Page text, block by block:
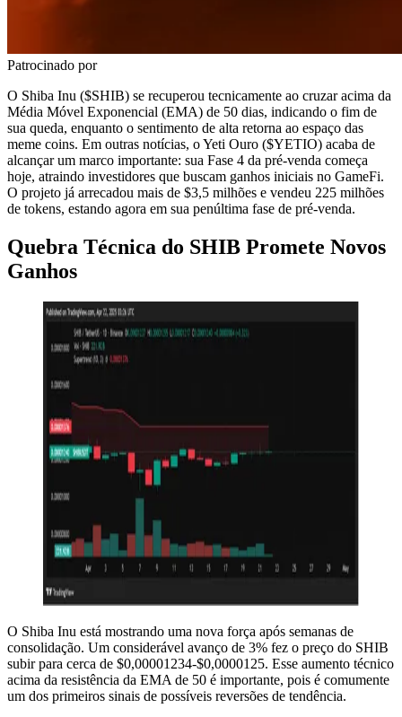
Patrocinado por
O Shiba Inu ($SHIB) se recuperou tecnicamente ao cruzar acima da
Média Móvel Exponencial (EMA) de 50 dias, indicando o fim de
sua queda, enquanto o sentimento de alta retorna ao espaço das
meme coins. Em outras notícias, o Yeti Ouro ($YETIO) acaba de
alcançar um marco importante: sua Fase 4 da pré-venda começa
hoje, atraindo investidores que buscam ganhos iniciais no GameFi.
O projeto já arrecadou mais de $3,5 milhões e vendeu 225 milhões
de tokens, estando agora em sua penúltima fase de pré-venda.
Quebra Técnica do SHIB Promete Novos
Ganhos
O Shiba Inu está mostrando uma nova força após semanas de
consolidação. Um considerável avanço de 3% fez o preço do SHIB
subir para cerca de $0,00001234-$0,0000125. Esse aumento técnico
acima da resistência da EMA de 50 é importante, pois é comumente
um dos primeiros sinais de possíveis reversões de tendência.